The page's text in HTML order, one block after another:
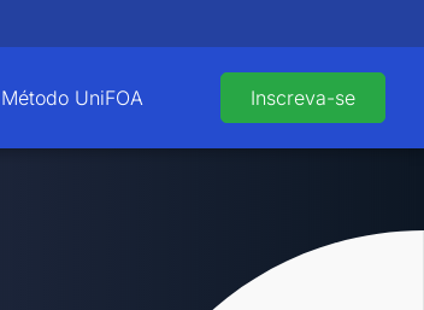
Método UniFOA Inscreva-se